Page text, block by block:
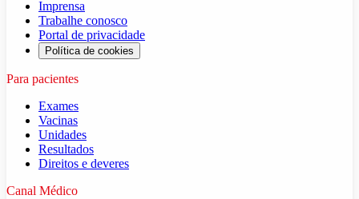
Imprensa
Trabalhe conosco
Portal de privacidade
Política de cookies
Para pacientes
Exames
Vacinas
Unidades
Resultados
Direitos e deveres
Canal Médico